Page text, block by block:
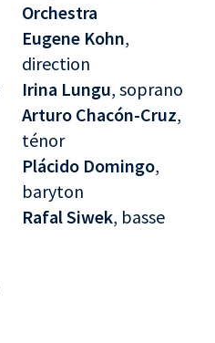
Orchestra
Eugene Kohn,
direction
Irina Lungu, soprano
Arturo Chacón-Cruz,
ténor
Plácido Domingo,
baryton
Rafal Siwek, basse